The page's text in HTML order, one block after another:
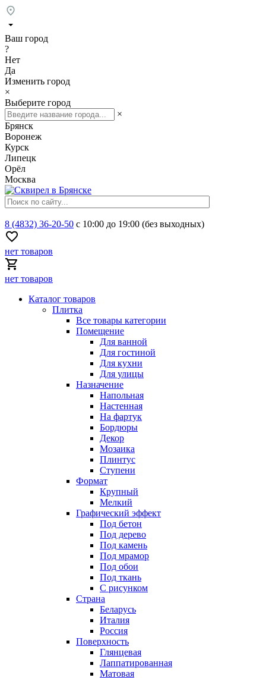
Ваш город
?
Нет
Да
Изменить город
×
Выберите город
×
Брянск
Воронеж
Курск
Липецк
Орёл
Москва
8 (4832) 36-20-50 с 10:00 до 19:00 (без выходных)
нет товаров
нет товаров
Каталог товаров
Плитка
Все товары категории
Помещение
Для ванной
Для гостиной
Для кухни
Для улицы
Назначение
Напольная
Настенная
На фартук
Бордюры
Декор
Мозаика
Плинтус
Ступени
Формат
Крупный
Мелкий
Графический эффект
Под бетон
Под дерево
Под камень
Под мрамор
Под обои
Под ткань
С рисунком
Страна
Беларусь
Италия
Россия
Поверхность
Глянцевая
Лаппатированная
Матовая